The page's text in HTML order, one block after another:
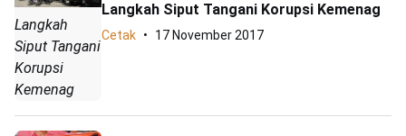
Langkah
Siput Tangani
Korupsi
Kemenag
Langkah Siput Tangani Korupsi Kemenag
Cetak 17 November 2017